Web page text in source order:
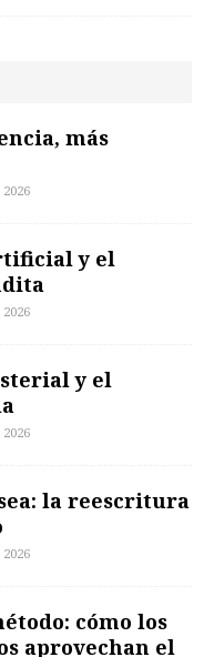
más
y el
y el
la reescritura
cómo los
aprovechan el